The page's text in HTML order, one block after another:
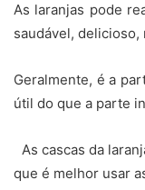
As laranjas pode
saudável, delicioso,
Geralmente, é a
útil do que a parte
As cascas da
que é melhor usar